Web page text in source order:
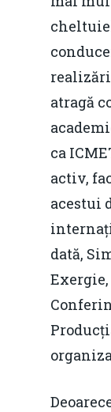
atragă
ca
activ,
acestui
dată,